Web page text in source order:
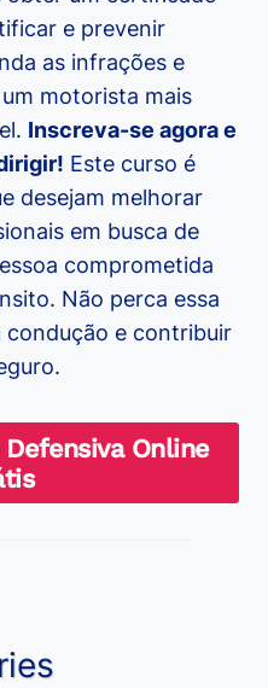
e prevenir
as infrações e
motorista mais
Inscreva-se agora e
Este curso é
desejam melhorar
em busca de
comprometida
Não perca essa
condução e contribuir
Online